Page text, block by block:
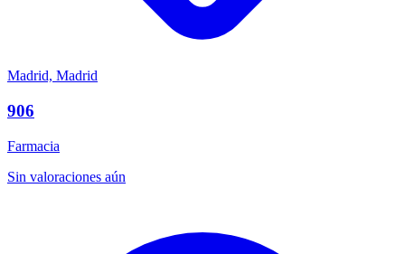
Madrid, Madrid
906
Farmacia
Sin valoraciones aún